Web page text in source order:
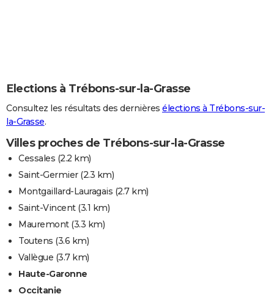
Elections à Trébons-sur-la-Grasse
Consultez les résultats des dernières élections à Trébons-sur-
la-Grasse.
Villes proches de Trébons-sur-la-Grasse
Cessales (2.2 km)
Saint-Germier(2.3 km)
Montgaillard-Lauragais (2.7 km)
Saint-Vincent(3.1 km)
Mauremont(3.3 km)
Toutens (3.6 km)
Vallègue (3.7 km)
Haute-Garonne
Occitanie